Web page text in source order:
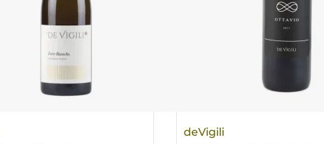
deVigili